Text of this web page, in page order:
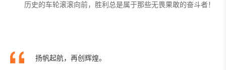
历史的车轮滚滚向前，胜利总是属于那些无畏果敢的奋斗者！
扬帆起航，再创辉煌。